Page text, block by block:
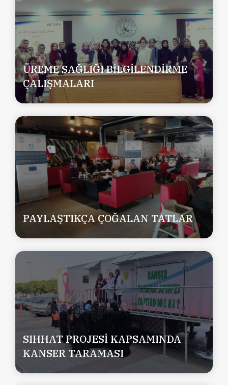
ÜREME SAĞLIĞI BİLGİLENDİRME
ÇALIŞMALARI
PAYLAŞTIKÇA ÇOĞALAN TATLAR
SIHHAT PROJESİ KAPSAMINDA
KANSER TARAMASI